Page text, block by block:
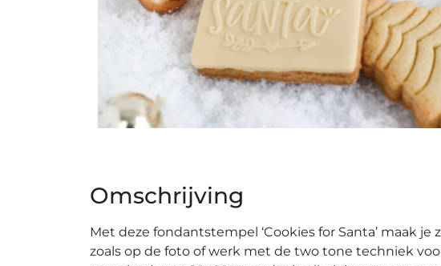
Omschrijving
Met deze fondantstempel ‘Cookies for Santa’ maak
zoals op de foto of werk met de two tone techniek